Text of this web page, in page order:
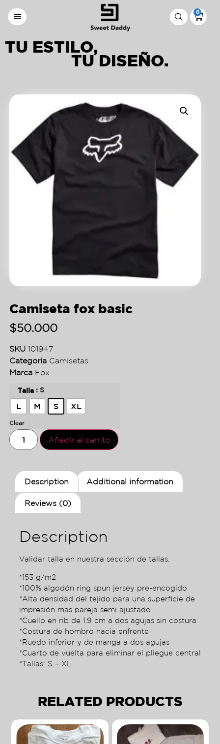
0
TU ESTILO,
TU DISEÑO.
Camiseta fox basic
$50.000
SKU 101947
Categoria Camisetas
Marca Fox
Talla : S
L M S XL
Clear
Añadir al carrito
Description Additional information
Reviews (0)
Description
Validar talla en nuestra sección de tallas.
*153 g/m2
*100% algodón ring spun jersey pre-encogido
*Alta densidad del tejido para una superficie de
impresión mas pareja semi ajustado
*Cuello en rib de 1.9 cm a dos agujas sin costura
*Costura de hombro hacia enfrente
*Ruedo inferior y de manga a dos agujas
*Cuarto de vuelta para eliminar el pliegue central
*Tallas: S – XL
RELATED PRODUCTS